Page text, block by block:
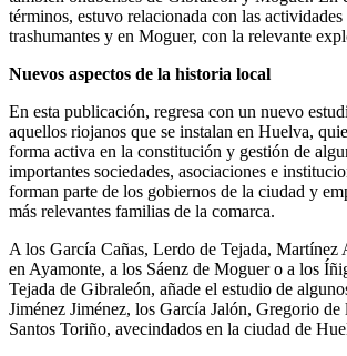
términos, estuvo relacionada con las actividades
trashumantes y en Moguer, con la relevante
Nuevos aspectos de la historia local
En esta publicación, regresa con un nuevo
aquellos riojanos que se instalan en Huelva,
forma activa en la constitución y gestión de
importantes sociedades, asociaciones e
forman parte de los gobiernos de la ciudad y
más relevantes familias de la comarca.
A los García Cañas, Lerdo de Tejada,
en Ayamonte, a los Sáenz de Moguer o a los
Tejada de Gibraleón, añade el estudio de
Jiménez Jiménez, los García Jalón, Gregorio
Santos Toriño, avecindados en la ciudad de